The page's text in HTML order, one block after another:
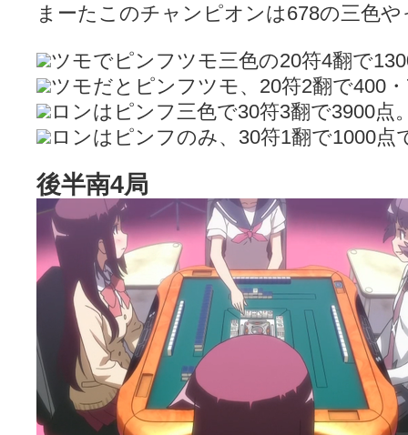
まーたこのチャンピオンは678の三色
ツモでピンフツモ三色の20符4翻で
ツモだとピンフツモ、20符2翻で400
ロンはピンフ三色で30符3翻で3900点
ロンはピンフのみ、30符1翻で1000点
後半南4局